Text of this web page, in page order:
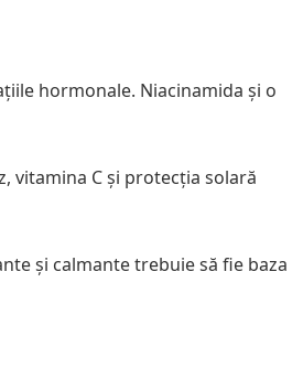
hormonale. Niacinamida și o
vitamina C și protecția solară
și calmante trebuie să fie baza